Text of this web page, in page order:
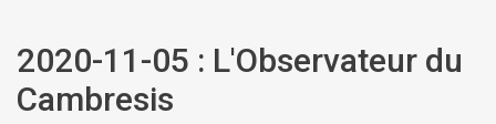
2020-11-05 : L'Observateur du
Cambresis